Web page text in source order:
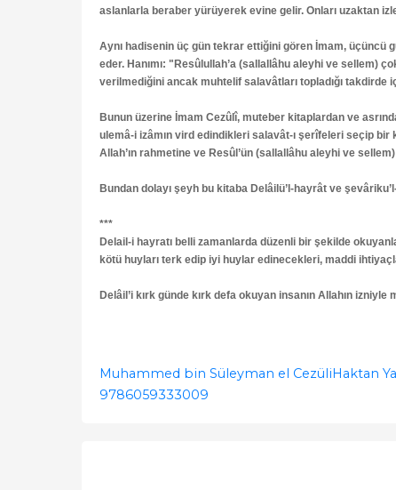
aslanlarla beraber yürüyerek evine gelir. Onları uzaktan
Aynı hadisenin üç gün tekrar ettiğini gören İmam, üçüncü
eder. Hanımı: "Resûlullah’a (sallallâhu aleyhi ve sellem)
verilmediğini ancak muhtelif salavâtları topladığı takdirde
Bunun üzerine İmam Cezûlî, muteber kitaplardan ve
ulemâ-i izâmın vird edindikleri salavât-ı şerîfeleri seçip bir
Allah’ın rahmetine ve Resûl’ün (sallallâhu aleyhi ve
Bundan dolayı şeyh bu kitaba Delâilü’l-hayrât ve
***
Delail-i hayratı belli zamanlarda düzenli bir şekilde
kötü huyları terk edip iyi huylar edinecekleri, maddi
Delâil’i kırk günde kırk defa okuyan insanın Allahın
Muhammed bin Süleyman el CezüliHaktan
9786059333009